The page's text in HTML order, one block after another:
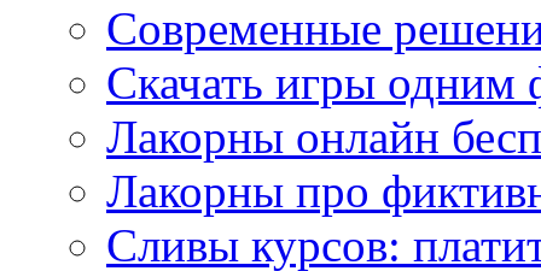
Современные
Скачать игры одним
Лакорны онлайн
Лакорны про
Сливы курсов: